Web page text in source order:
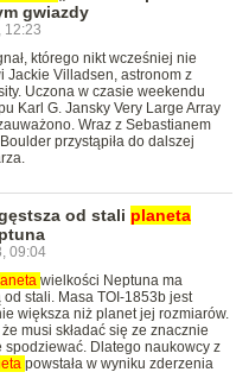
gwiazdy
12:23
którego nikt wcześniej nie
Jackie Villadsen, astronom z
Uczona w czasie weekendu
Karl G. Jansky Very Large Array
Wraz z Sebastianem
przystąpiła do dalszej
od stali planeta
09:04
wielkości Neptuna ma
stali. Masa TOI-1853b jest
większa niż planet jej rozmiarów.
musi składać się ze znacznie
spodziewać. Dlatego naukowcy z
powstała w wyniku zderzenia